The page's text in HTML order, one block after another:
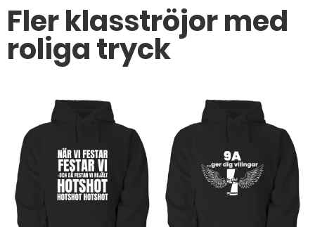
Fler klasströjor med
roliga tryck